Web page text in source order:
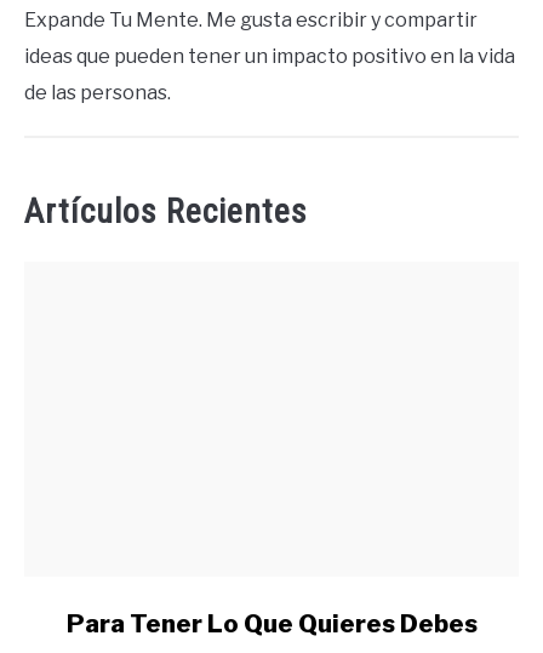
Expande Tu Mente. Me gusta escribir y compartir
ideas que pueden tener un impacto positivo en la vida
de las personas.
Artículos Recientes
Para Tener Lo Que Quieres Debes